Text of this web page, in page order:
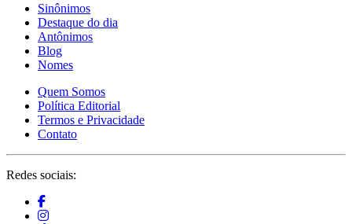
Sinônimos
Destaque do dia
Antônimos
Blog
Nomes
Quem Somos
Política Editorial
Termos e Privacidade
Contato
Redes sociais: